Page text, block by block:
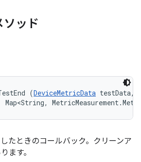
ソッド
(DeviceMetricData testData,
Map<String,
たときのコールバック。クリーンア
ます。